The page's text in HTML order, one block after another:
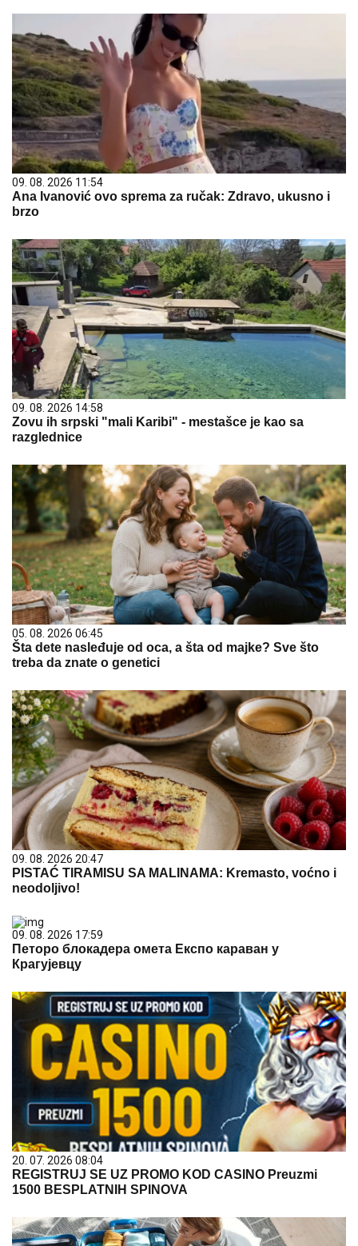
09. 08. 2026 11:54
Ana Ivanović ovo sprema za ručak: Zdravo, ukusno i
brzo
09. 08. 2026 14:58
Zovu ih srpski "mali Karibi" - mestašce je kao sa
razglednice
05. 08. 2026 06:45
Šta dete nasleđuje od oca, a šta od majke? Sve što
treba da znate o genetici
09. 08. 2026 20:47
PISTAĆ TIRAMISU SA MALINAMA: Kremasto, voćno i
neodoljivo!
09. 08. 2026 17:59
Петоро блокадера омета Експо караван у
Крагујевцу
20. 07. 2026 08:04
REGISTRUJ SE UZ PROMO KOD CASINO Preuzmi
1500 BESPLATNIH SPINOVA